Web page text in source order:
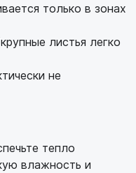
только в зонах
листья легко
не
тепло
влажность и